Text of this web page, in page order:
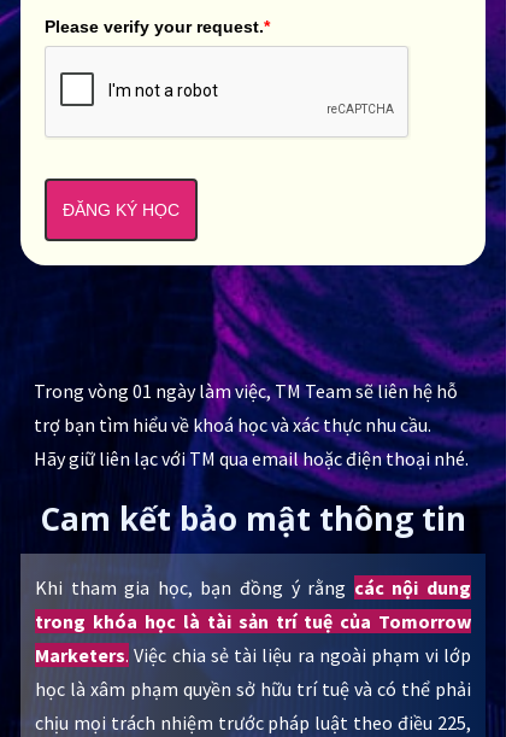
Please verify your request.*
ĐĂNG KÝ HỌC
Khi tham gia học, bạn đồng ý rằng các nội dung
trong khóa học là tài sản trí tuệ của Tomorrow
Marketers. Việc chia sẻ tài liệu ra ngoài phạm vi lớp
học là xâm phạm quyền sở hữu trí tuệ và có thể phải
chịu mọi trách nhiệm trước pháp luật theo điều 225,
Cam kết bảo mật thông tin
Trong vòng 01 ngày làm việc, TM Team sẽ liên hệ hỗ
trợ bạn tìm hiểu về khoá học và xác thực nhu cầu.
Hãy giữ liên lạc với TM qua email hoặc điện thoại nhé.